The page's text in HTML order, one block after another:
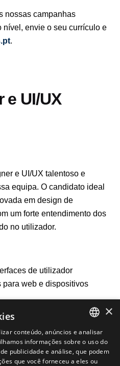
nossas campanhas
nível, envie o seu currículo e
.
e UI/UX
e UI/UX talentoso e
equipa. O candidato ideal
em design de
um forte entendimento dos
no utilizador.
de utilizador
web e dispositivos
de desenvolvimento e
e testes de
a experiência do
ENGLISH
PT
×
conteúdo, anúncios e analisar
informações sobre o uso do
publicidade e análise, que podem
que você forneceu a eles ou